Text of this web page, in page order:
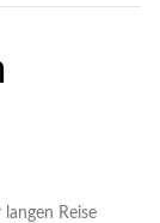
Reise